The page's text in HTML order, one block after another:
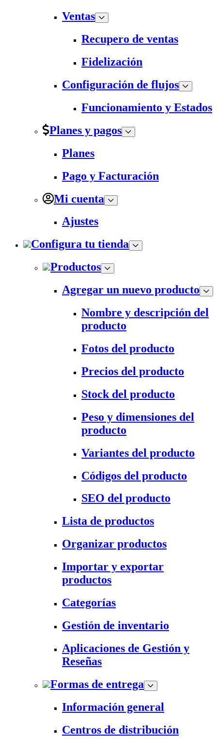
Ventas
Recupero de ventas
Fidelización
Configuración de flujos
Funcionamiento y Estados
Planes y pagos
Planes
Pago y Facturación
Mi cuenta
Ajustes
Configura tu tienda
Productos
Agregar un nuevo producto
Nombre y descripción del
producto
Fotos del producto
Precios del producto
Stock del producto
Peso y dimensiones del
producto
Variantes del producto
Códigos del producto
SEO del producto
Lista de productos
Organizar productos
Importar y exportar
productos
Categorías
Gestión de inventario
Aplicaciones de Gestión y
Reseñas
Formas de entrega
Información general
Centros de distribución